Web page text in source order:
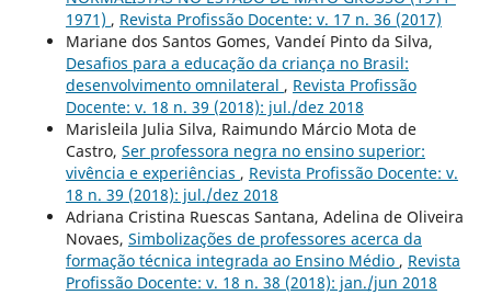
1971) , Revista Profissão Docente: v. 17 n. 36 (2017)
Mariane dos Santos Gomes, Vandeí Pinto da Silva,
Desafios para a educação da criança no Brasil:
desenvolvimento omnilateral , Revista Profissão
Docente: v. 18 n. 39 (2018): jul./dez 2018
Marisleila Julia Silva, Raimundo Márcio Mota de
Castro, Ser professora negra no ensino superior:
vivência e experiências , Revista Profissão Docente: v.
18 n. 39 (2018): jul./dez 2018
Adriana Cristina Ruescas Santana, Adelina de Oliveira
Novaes, Simbolizações de professores acerca da
formação técnica integrada ao Ensino Médio , Revista
Profissão Docente: v. 18 n. 38 (2018): jan./jun 2018